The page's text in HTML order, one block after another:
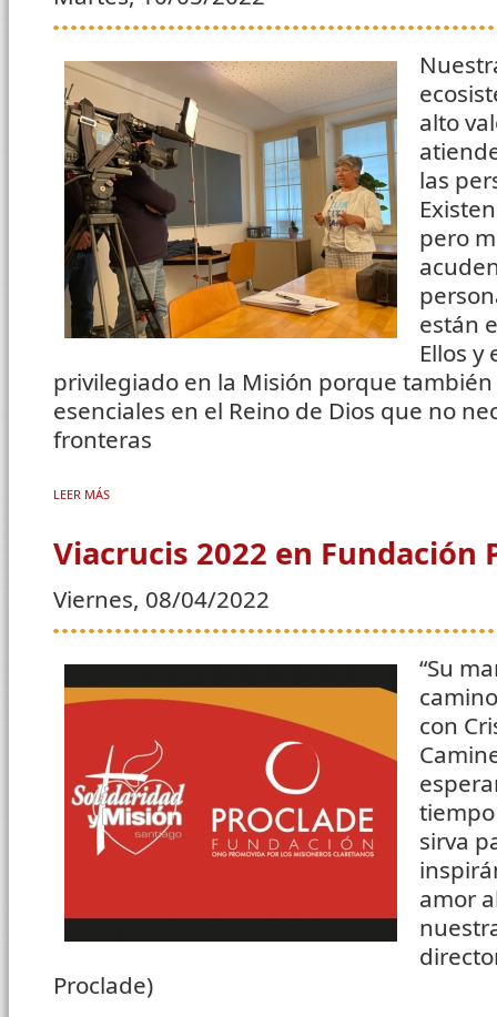
alto
las
pero
están
Ellos
privilegiado en la Misión porque
esenciales en el Reino de Dios que no
fronteras
LEER MÁS
Viacrucis 2022 en Fundación
Viernes, 08/04/2022
“Su
con
sirva
amor
Proclade)